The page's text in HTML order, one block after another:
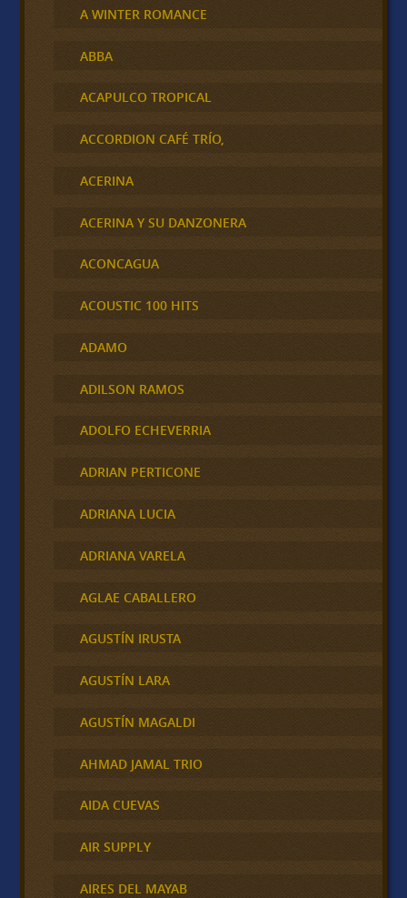
A WINTER ROMANCE
ABBA
ACAPULCO TROPICAL
ACCORDION CAFÉ TRÍO,
ACERINA
ACERINA Y SU DANZONERA
ACONCAGUA
ACOUSTIC 100 HITS
ADAMO
ADILSON RAMOS
ADOLFO ECHEVERRIA
ADRIAN PERTICONE
ADRIANA LUCIA
ADRIANA VARELA
AGLAE CABALLERO
AGUSTÍN IRUSTA
AGUSTÍN LARA
AGUSTÍN MAGALDI
AHMAD JAMAL TRIO
AIDA CUEVAS
AIR SUPPLY
AIRES DEL MAYAB